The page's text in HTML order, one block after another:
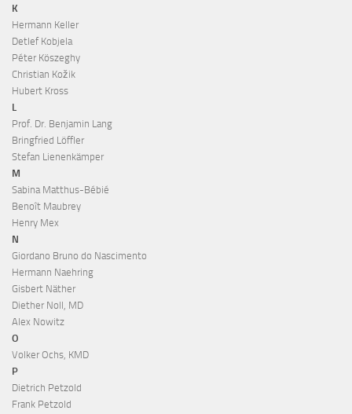
K
Hermann Keller
Detlef Kobjela
Péter Köszeghy
Christian Kožik
Hubert Kross
L
Prof. Dr. Benjamin Lang
Bringfried Löffler
Stefan Lienenkämper
M
Sabina Matthus-Bébié
Benoît Maubrey
Henry Mex
N
Giordano Bruno do Nascimento
Hermann Naehring
Gisbert Näther
Diether Noll, MD
Alex Nowitz
O
Volker Ochs, KMD
P
Dietrich Petzold
Frank Petzold